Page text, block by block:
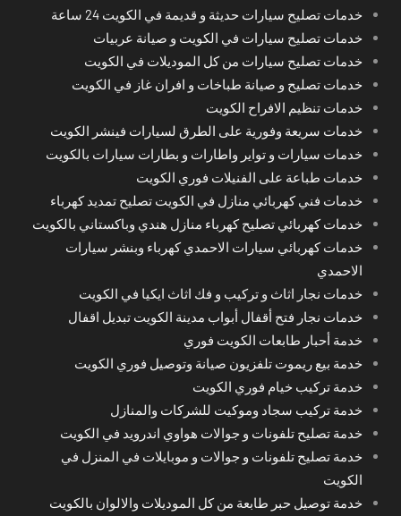
خدمات تصليح سيارات حديثة و قديمة في الكويت 24 ساعة
خدمات تصليح سيارات في الكويت و صيانة عربيات
خدمات تصليح سيارات من كل الموديلات في الكويت
خدمات تصليح و صيانة طباخات و افران غاز في الكويت
خدمات تنظيم الافراح الكويت
خدمات سريعة وفورية على الطرق لسيارات فينشر الكويت
خدمات سيارات و تواير واطارات و بطارات سيارات بالكويت
خدمات طباعة على الفنيلات فوري الكويت
خدمات فني كهربائي منازل في الكويت تصليح تمديد كهرباء
خدمات كهربائي تصليح كهرباء منازل هندي وباكستاني بالكويت
خدمات كهربائي سيارات الاحمدي كهرباء وبنشر سيارات
الاحمدي
خدمات نجار اثاث و تركيب و فك اثاث ايكيا في الكويت
خدمات نجار فتح أقفال أبواب مدينة الكويت تبديل اقفال
خدمة أحبار طابعات الكويت فوري
خدمة بيع ريموت تلفزيون صيانة وتوصيل فوري الكويت
خدمة تركيب خيام فوري الكويت
خدمة تركيب سجاد وموكيت للشركات والمنازل
خدمة تصليح تلفونات و جوالات هواوي اندرويد في الكويت
خدمة تصليح تلفونات و جوالات و موبايلات في المنزل في
الكويت
خدمة توصيل حبر طابعة من كل الموديلات والالوان بالكويت